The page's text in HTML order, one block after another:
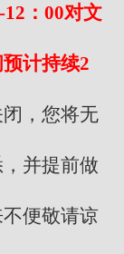
12：00对文
计持续2
，您将无
并提前做
便敬请谅